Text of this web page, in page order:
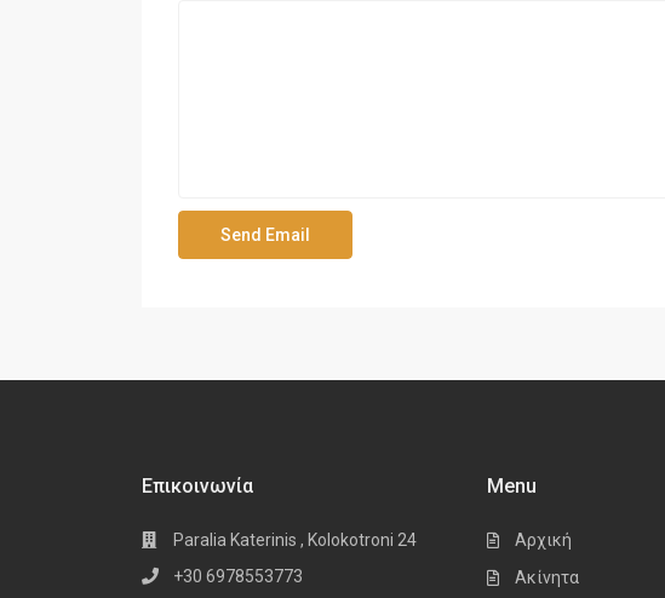
Επικοινωνία
Paralia Katerinis , Kolokotroni 24
+30 6978553773
Menu
Αρχική
Ακίνητα